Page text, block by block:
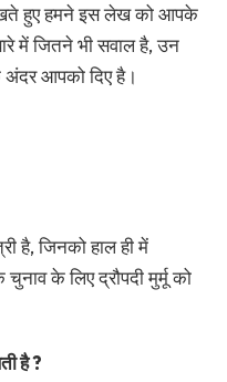
हुए हमने इस लेख को आपके
में जितने भी सवाल है, उन
आपको दिए है।
है, जिनको हाल ही में
चुनाव के लिए द्रौपदी मुर्मू को
है ?